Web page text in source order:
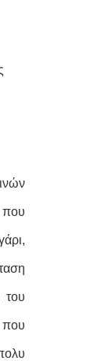
που
του
που